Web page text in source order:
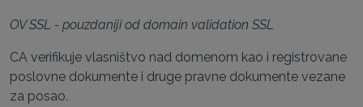
OV SSL - pouzdaniji od domain validation SSL
CA verifikuje vlasništvo nad domenom kao i registrovane
poslovne dokumente i druge pravne dokumente vezane
za posao.